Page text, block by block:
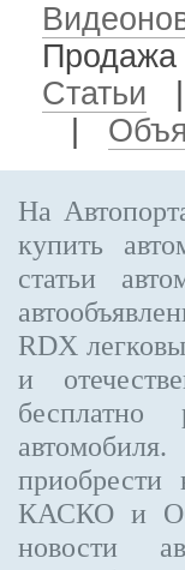
Продажа
Статьи
На
купить
статьи
RDX
и
бесплатно
КАСКО и
новости